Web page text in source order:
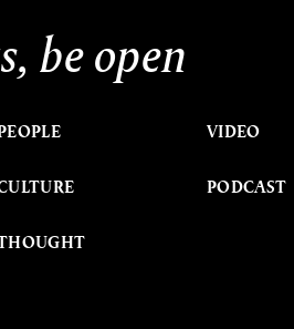
be open
VIDEO
PODCAST